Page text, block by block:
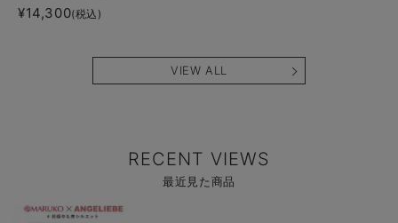
タニティ・授乳ブラ
¥14,300(税込)
VIEW ALL
RECENT VIEWS
最近見た商品